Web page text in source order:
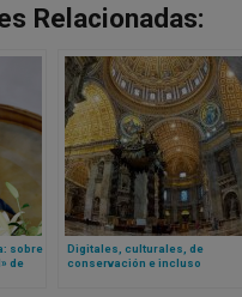
Relacionadas:
sobre
de
Digitales, culturales, de
conservación e incluso